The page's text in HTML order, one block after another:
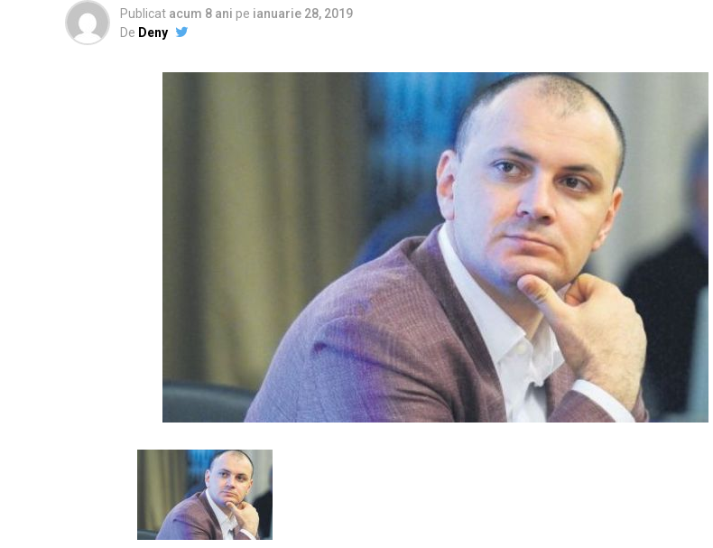
Publicat acum 8 ani pe ianuarie 28, 2019
De Deny